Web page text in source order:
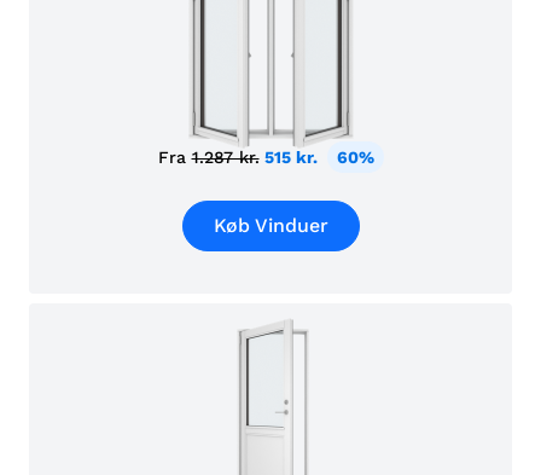
Fra 1.287 kr. 515 kr. 60%
Køb Vinduer